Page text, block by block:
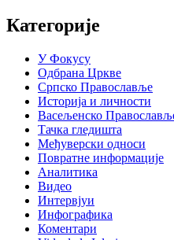
Категорије
У Фокусу
Одбрана Цркве
Српско Православље
Историја и личности
Васељенско
Тачка гледишта
Међуверски односи
Повратне информације
Аналитика
Видео
Интервјуи
Инфографика
Коментари